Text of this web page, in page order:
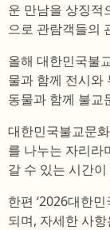
운 만남을 상징적
으로 관람객들의
올해 대한민국불
물과 함께 전시와
동물과 함께 불교
대한민국불교문
를 나누는 자리라
갈 수 있는 시간
한편 ‘2026대한
되며, 자세한 사